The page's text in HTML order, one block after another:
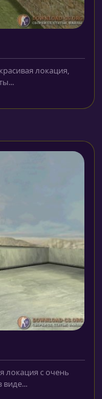
локация,
локация с очень
виде...